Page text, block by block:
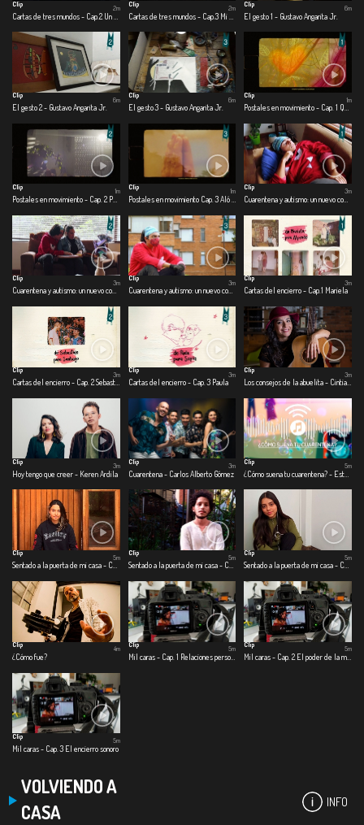
Clip
2m
Clip
2m
Clip
El gesto 1 - Gustavo Angarita Jr.
6m
Clip
El gesto 2 - Gustavo Angarita Jr.
6m
Clip
El gesto 3 - Gustavo Angarita Jr.
6m
Clip
1m
Clip
1m
Clip
1m
Clip
3m
Clip
Cuarentena y autismo: un nuevo comienzo - Cap. 2 Me divierto en casa
3m
Clip
Cuarentena y autismo: un nuevo comienzo - Cap. 3 Salgo o me asfixio
3m
Clip
Cartas del encierro - Cap.1 Mariela
3m
Clip
3m
Clip
Cartas del encierro - Cap. 3 Paula
3m
Clip
3m
Clip
Hoy tengo que creer - Keren Ardila
3m
Clip
Cuarentena - Carlos Alberto Gómez
3m
Clip
5m
Clip
5m
Clip
Sentado a la puerta de mi casa - Cap. 2 Cosas que son
5m
Clip
5m
Clip
¿Cómo fue?
4m
Clip
Mil caras - Cap. 1 Relaciones personales
5m
Clip
5m
Clip
Mil caras - Cap. 3 El encierro sonoro
5m
VOLVIENDO A
CASA
INFO